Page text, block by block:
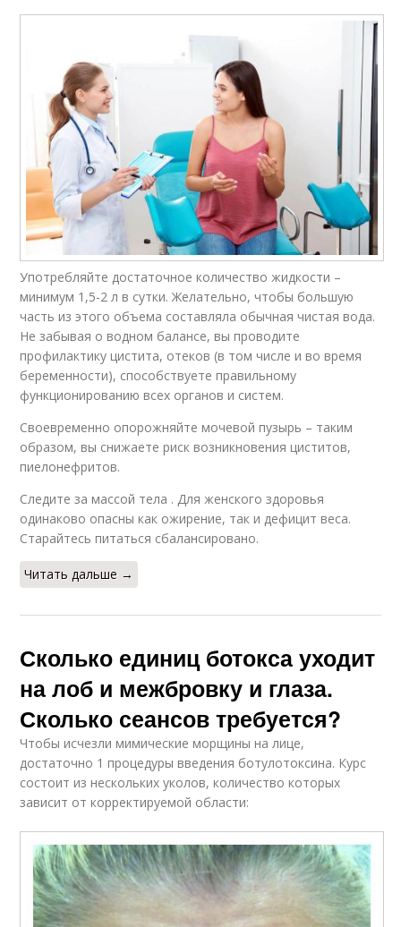
Употребляйте достаточное количество жидкости –
минимум 1,5-2 л в сутки. Желательно, чтобы большую
часть из этого объема составляла обычная чистая вода.
Не забывая о водном балансе, вы проводите
профилактику цистита, отеков (в том числе и во время
беременности), способствуете правильному
функционированию всех органов и систем.
Своевременно опорожняйте мочевой пузырь – таким
образом, вы снижаете риск возникновения циститов,
пиелонефритов.
Следите за массой тела . Для женского здоровья
одинаково опасны как ожирение, так и дефицит веса.
Старайтесь питаться сбалансировано.
Читать дальше →
Сколько единиц ботокса уходит
на лоб и межбровку и глаза.
Сколько сеансов требуется?
Чтобы исчезли мимические морщины на лице,
достаточно 1 процедуры введения ботулотоксина. Курс
состоит из нескольких уколов, количество которых
зависит от корректируемой области: